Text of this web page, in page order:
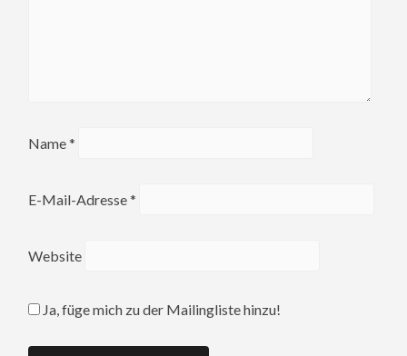
Name*
E-Mail-Adresse*
Website
Ja, füge mich zu der Mailingliste hinzu!